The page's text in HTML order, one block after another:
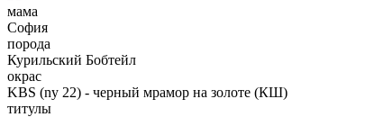
мама
София
порода
Курильский Бобтейл
окрас
KBS (ny 22) - черный мрамор на золоте (КШ)
титулы